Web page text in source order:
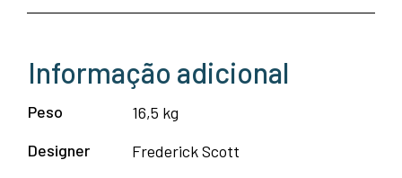
Informação adicional
Peso
16,5 kg
Designer
Frederick Scott